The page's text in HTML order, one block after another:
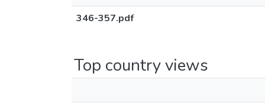
346-357.pdf
Top country views